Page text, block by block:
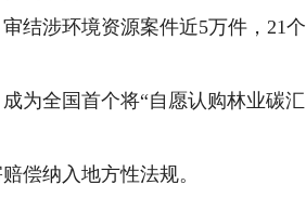
涉环境资源案件近5万件，21个
为全国首个将“自愿认购林业碳汇
偿纳入地方性法规。